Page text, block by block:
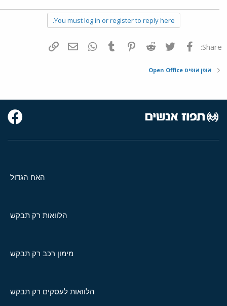
You must log in or register to reply here.
Share: פייסבוק Twitter
Reddit
Pinterest
Tumblr
WhatsAppדואר אלקטרוני
אופן אופיס Open Office
האח הגדול
הלוואות רק תבקש
מימון רכב רק תבקש
הלוואות לעסקים רק תבקש